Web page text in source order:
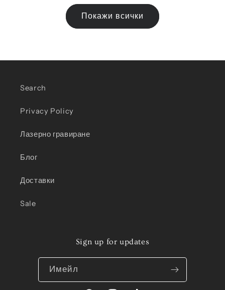
Покажи всички
Search
Privacy Policy
Лазерно гравиране
Блог
Доставки
Sale
Sign up for updates
Имейл